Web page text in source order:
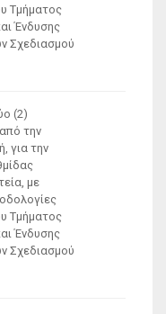
Τμήματος
Ένδυσης
Σχεδιασμού
(2)
την
για την
με
Τμήματος
Ένδυσης
Σχεδιασμού